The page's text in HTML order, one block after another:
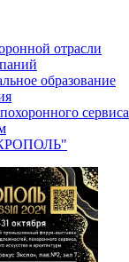
отрасли
образование
сервиса